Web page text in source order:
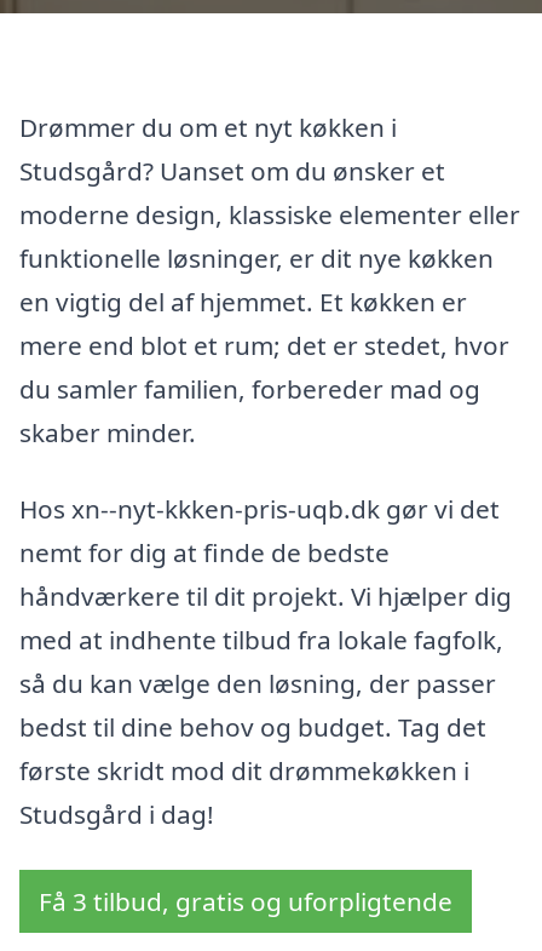
Drømmer du om et nyt køkken i
Studsgård? Uanset om du ønsker et
moderne design, klassiske elementer eller
funktionelle løsninger, er dit nye køkken
en vigtig del af hjemmet. Et køkken er
mere end blot et rum; det er stedet, hvor
du samler familien, forbereder mad og
skaber minder.
Hos xn--nyt-kkken-pris-uqb.dk gør vi det
nemt for dig at finde de bedste
håndværkere til dit projekt. Vi hjælper dig
med at indhente tilbud fra lokale fagfolk,
så du kan vælge den løsning, der passer
bedst til dine behov og budget. Tag det
første skridt mod dit drømmekøkken i
Studsgård i dag!
Få 3 tilbud, gratis og uforpligtende